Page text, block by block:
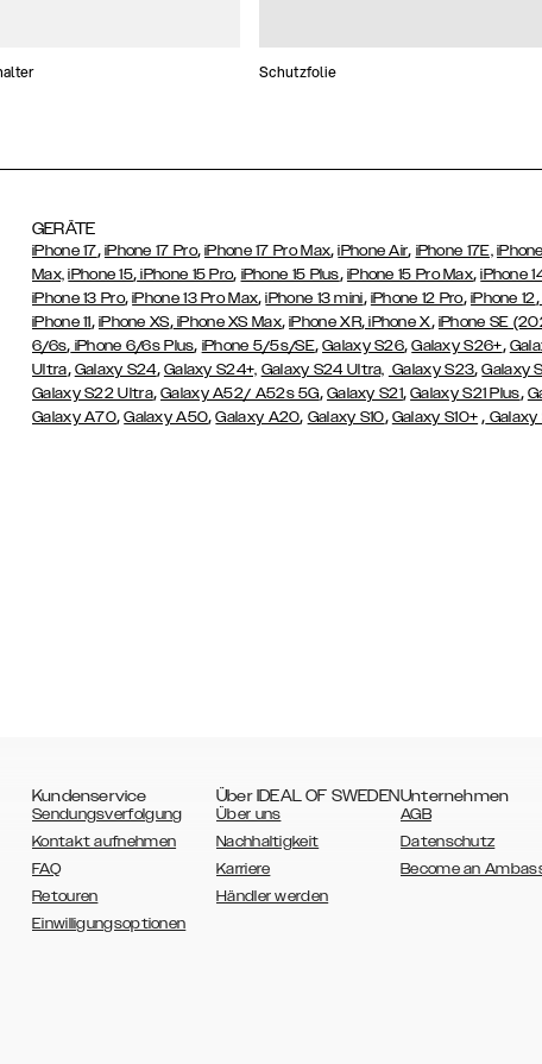
Schutzfolie
GERÄTE
iPhone 17, iPhone 17 Pro,iPhone 17 Pro Max,iPhone Air, iPhone 17E,
Max, iPhone 15, iPhone 15 Pro, iPhone 15 Plus, iPhone 15 Pro Max,iPhone
iPhone 13 Pro,iPhone 13 Pro Max,iPhone 13 mini, iPhone 12 Pro, iPhone 12,
iPhone 11, iPhone XS,iPhone XS Max,iPhone XR,iPhone X, iPhone SE
6/6s, iPhone 6/6s Plus, iPhone 5/5s/SE,Galaxy S26,Galaxy S26+,
Ultra, Galaxy S24, Galaxy S24+, Galaxy S24 Ultra, Galaxy S23,Galaxy
Galaxy S22 Ultra,Galaxy A52/ A52s 5G, Galaxy S21,Galaxy S21 Plus,
Galaxy A70,Galaxy A50,Galaxy A20, Galaxy S10, Galaxy S10+ , Galaxy
Kundenservice
Sendungsverfolgung
Kontakt aufnehmen
FAQ
Retouren
Einwilligungsoptionen
Über IDEAL OF SWEDEN
Über uns
Nachhaltigkeit
Karriere
Händler werden
Unternehmen
AGB
Datenschutz
Become an